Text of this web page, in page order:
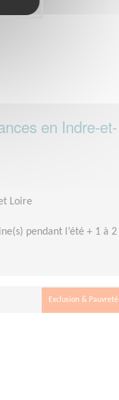
en Indre-et-
Loire
pendant l’été + 1 à 2
Exclusion & Pauvreté